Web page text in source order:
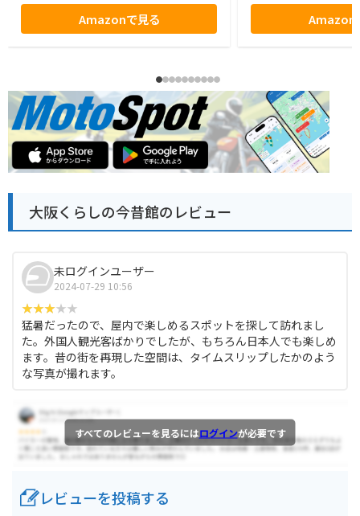
Amazonで見る
Amazon
大阪くらしの今昔館のレビュー
未ログインユーザー
2024-07-29 10:56
猛暑だったので、屋内で楽しめるスポットを探して訪れまし
た。外国人観光客ばかりでしたが、もちろん日本人でも楽しめ
ます。昔の街を再現した空間は、タイムスリップしたかのよう
な写真が撮れます。
すべてのレビューを見るにはログインが必要です
レビューを投稿する